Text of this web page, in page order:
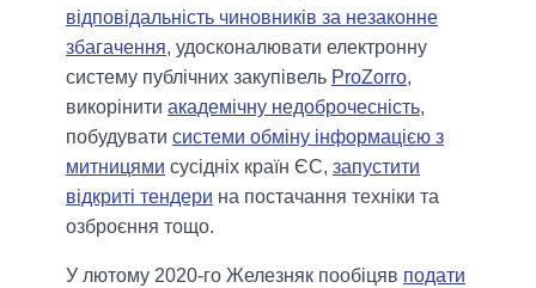
відповідальність чиновників за незаконне
збагачення, удосконалювати електронну
систему публічних закупівель ProZorro,
викорінити академічну недоброчесність,
побудувати системи обміну інформацією з
митницями сусідніх країн ЄС, запустити
відкриті тендери на постачання техніки та
озброєння тощо.
У лютому 2020-го Железняк пообіцяв подати